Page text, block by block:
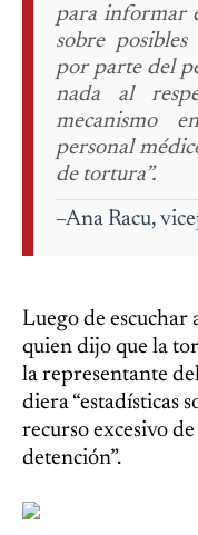
para informar
sobre posibles
por parte del
nada al
mecanismo
personal
de tortura”.
–Ana Racu,
Luego de escuchar
quien dijo que la
la representante
diera “estadísticas
recurso excesivo
detención”.